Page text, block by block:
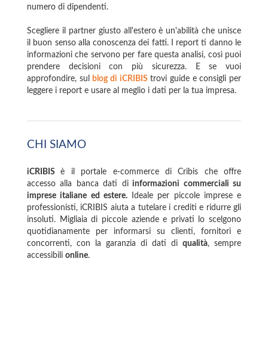
numero di dipendenti.
Scegliere il partner giusto all'estero è un'abilità che unisce
il buon senso alla conoscenza dei fatti. I report ti danno le
informazioni che servono per fare questa analisi, così puoi
prendere decisioni con più sicurezza. E se vuoi
approfondire, sul
blog di iCRIBIStrovi guide e consigli per
leggere i report e usare al meglio i dati per la tua impresa.
CHI SIAMO
iCRIBISè il portale e-commerce di Cribis che offre
accesso alla banca dati diinformazioni commerciali su
imprese italiane ed estere.Ideale per piccole imprese e
professionisti, iCRIBIS aiuta a tutelare i crediti e ridurre gli
insoluti. Migliaia di piccole aziende e privati lo scelgono
quotidianamente per informarsi su clienti, fornitori e
concorrenti, con la garanzia di dati di qualità, sempre
accessibili online.